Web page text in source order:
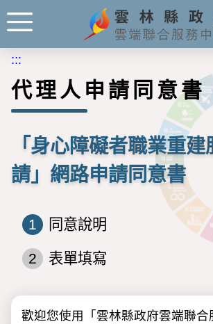
:::
代理人申請同意書
「身心障礙者職業重建
請」網路申請同意書
1 同意說明
2 表單填寫
歡迎您使用「雲林縣政府雲端聯合